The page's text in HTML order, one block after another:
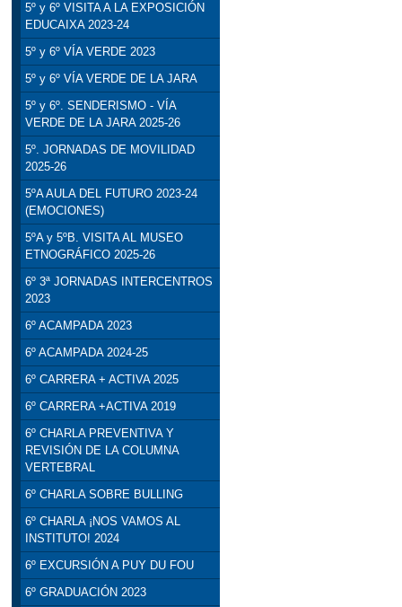
5º y 6º VISITA A LA EXPOSICIÓN
EDUCAIXA 2023-24
5º y 6º VÍA VERDE 2023
5º y 6º VÍA VERDE DE LA JARA
5º y 6º. SENDERISMO - VÍA
VERDE DE LA JARA 2025-26
5º. JORNADAS DE MOVILIDAD
2025-26
5ºA AULA DEL FUTURO 2023-24
(EMOCIONES)
5ºA y 5ºB. VISITA AL MUSEO
ETNOGRÁFICO 2025-26
6º 3ª JORNADAS INTERCENTROS
2023
6º ACAMPADA 2023
6º ACAMPADA 2024-25
6º CARRERA + ACTIVA 2025
6º CARRERA +ACTIVA 2019
6º CHARLA PREVENTIVA Y
REVISIÓN DE LA COLUMNA
VERTEBRAL
6º CHARLA SOBRE BULLING
6º CHARLA ¡NOS VAMOS AL
INSTITUTO! 2024
6º EXCURSIÓN A PUY DU FOU
6º GRADUACIÓN 2023